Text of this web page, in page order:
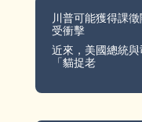
川普可能獲得課
受衝擊
近來，美國總統
「貓捉老